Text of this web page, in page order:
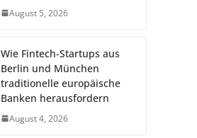
August 5, 2026
Wie Fintech-Startups aus
Berlin und München
traditionelle europäische
Banken herausfordern
August 4, 2026